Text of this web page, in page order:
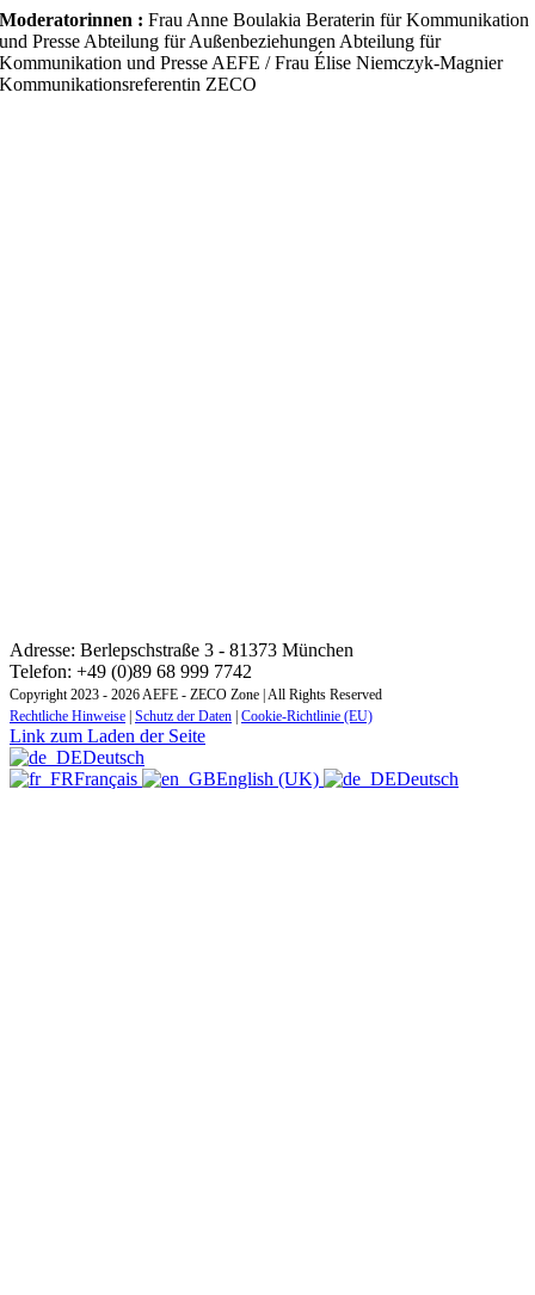
Moderatorinnen : Frau Anne Boulakia Beraterin für Kommunikation
und Presse Abteilung für Außenbeziehungen Abteilung für
Kommunikation und Presse AEFE / Frau Élise Niemczyk-Magnier
Kommunikationsreferentin ZECO
Adresse: Berlepschstraße 3 - 81373 München
Telefon: +49 (0)89 68 999 7742
Copyright 2023 - 2026 AEFE - ZECO Zone | All Rights Reserved
Rechtliche Hinweise Schutz der Daten Cookie-Richtlinie (EU)
Link zum Laden der Seite
Deutsch
Français
English (UK) Deutsch